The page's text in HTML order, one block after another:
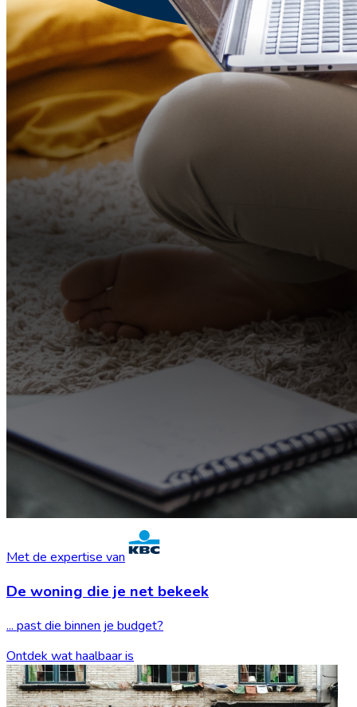
Met de expertise van
De woning die je net bekeek
... past die binnen je budget?
Ontdek wat haalbaar is